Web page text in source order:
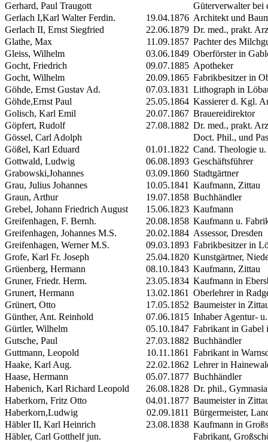
Gerhard, Paul Traugott
Güterverwalter bei
Gerlach I,Karl Walter Ferdin. 19.04.1876 Architekt und
Gerlach II, Ernst Siegfried 22.06.1879 Dr. med., prakt.
Glathe, Max
11.09.1857 Pachter des
Gleiss, Wilhelm
03.06.1849 Oberförster in
Gocht, Friedrich
09.07.1885 Apotheker
Gocht, Wilhelm
20.09.1865 Fabrikbesitzer in
Göhde, Ernst Gustav Ad.
07.03.1831 Lithograph in
Göhde,Ernst Paul
25.05.1864 Kassierer d. Kgl.
Golisch, Karl Emil
20.07.1867 Brauereidirektor
Göpfert, Rudolf
27.08.1882 Dr. med., prakt.
Gössel, Carl Adolph
Doct. Phil., und
Gößel, Karl Eduard
01.01.1822 Cand. Theologie
Gottwald, Ludwig
06.08.1893 Geschäftsführer
Grabowski,Johannes
03.09.1860 Stadtgärtner
Grau, Julius Johannes
10.05.1841 Kaufmann, Zittau
Graun, Arthur
19.07.1858 Buchhändler
Grebel, Johann Friedrich August
15.06.1823 Kaufmann
Greifenhagen, F. Bernh.
20.08.1858 Kaufmann u.
Greifenhagen, Johannes M.S. 20.02.1884 Assessor, Dresden
Greifenhagen, Werner M.S. 09.03.1893 Fabrikbesitzer in
Grofe, Karl Fr. Joseph
25.04.1820 Kunstgärtner,
Grüenberg, Hermann
08.10.1843 Kaufmann, Zittau
Gruner, Friedr. Herm.
23.05.1834 Kaufmann in
Grunert, Hermann
13.02.1861 Oberlehrer in
Grünert, Otto
17.05.1852 Baumeister in
Günther, Ant. Reinhold
07.06.1815 Inhaber Agentur-
Gürtler, Wilhelm
05.10.1847 Fabrikant in Gabel
Gutsche, Paul
27.03.1882 Buchhändler
Guttmann, Leopold
10.11.1861 Fabrikant in
Haake, Karl Aug.
22.02.1862 Lehrer in
Haase, Hermann
05.07.1877 Buchhändler
Habenich, Karl Richard Leopold
26.08.1828 Dr. phil.,
Haberkorn, Fritz Otto
04.01.1877 Baumeister in
Haberkorn,Ludwig
02.09.1811 Bürgermeister,
HäblerII, Karl Heinrich 23.08.1838 Kaufmann in
Häbler, Carl Gotthelf jun.
Fabrikant,